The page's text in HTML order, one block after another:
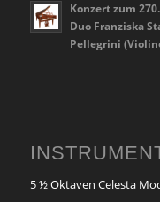
Konzert zum
Duo Franziska
Pellegrini
5 ½ Oktaven Celesta